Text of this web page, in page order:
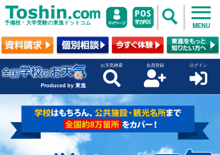
予備校・大学受験の東進ドットコム MENU
Produced by 東進
お天気検索 会員登録 ログイン